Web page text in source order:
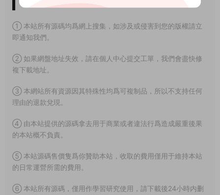
① 本站所有源碼均爲網上搜集，如涉及或侵害到您的版權請立
即通知我們。
② 如果網盤地址失效，請在個人中心提交工單，我們會盡快修
複下載地址。
③ 本網站所有資源因其特殊性均爲可複制品，所以不支持任何
理由的退款兌現。
④ 由本站提供的源碼拿去用于商業或者違法行爲造成嚴重後果
的本站概不負責。
⑤ 本站源碼售價隻爲你贊助本站，收取的費用僅用于維持本站
的日常運營所需的費用。
⑥ 本站所有源碼，僅用作學習研究使用，請下載後24小時内删